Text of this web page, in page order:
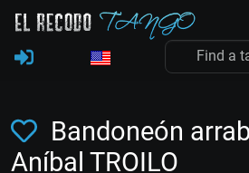
Bandoneón
Aníbal TROILO